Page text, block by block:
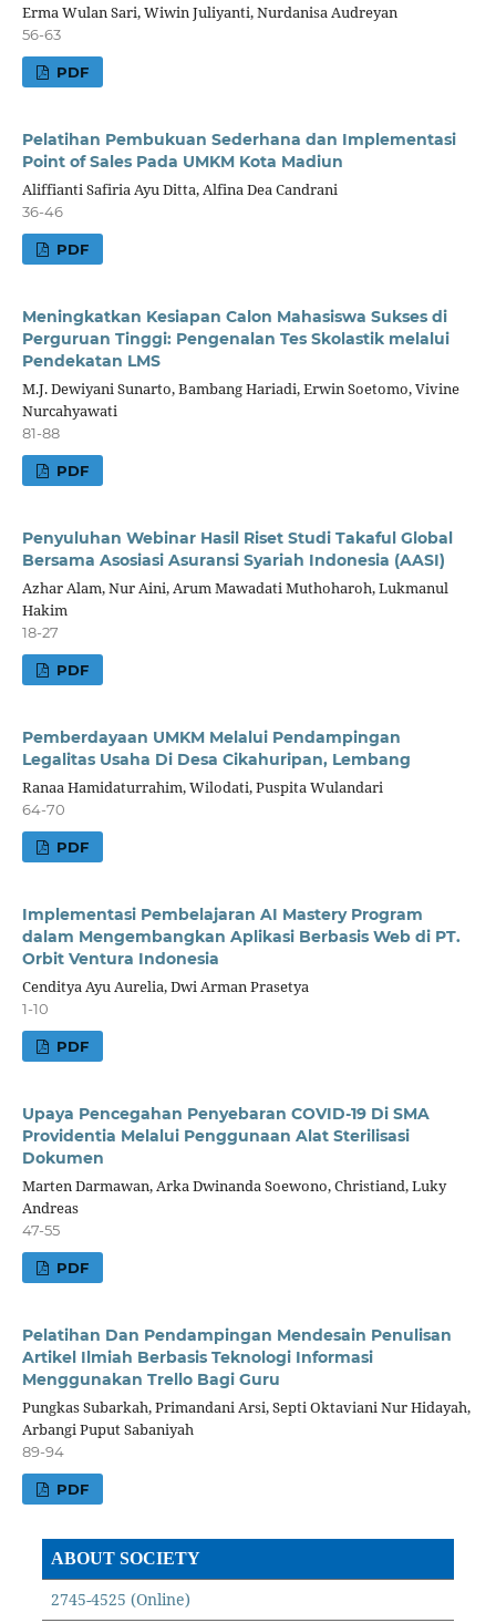
Erma Wulan Sari, Wiwin Juliyanti, Nurdanisa Audreyan
56-63
PDF
Pelatihan Pembukuan Sederhana dan Implementasi
Point of Sales Pada UMKM Kota Madiun
Aliffianti Safiria Ayu Ditta, Alfina Dea Candrani
36-46
PDF
Meningkatkan Kesiapan Calon Mahasiswa Sukses di
Perguruan Tinggi: Pengenalan Tes Skolastik melalui
Pendekatan LMS
M.J. Dewiyani Sunarto, Bambang Hariadi, Erwin Soetomo, Vivine
Nurcahyawati
81-88
PDF
Penyuluhan Webinar Hasil Riset Studi Takaful Global
Bersama Asosiasi Asuransi Syariah Indonesia (AASI)
Azhar Alam, Nur Aini, Arum Mawadati Muthoharoh, Lukmanul
Hakim
18-27
PDF
Pemberdayaan UMKM Melalui Pendampingan
Legalitas Usaha Di Desa Cikahuripan, Lembang
Ranaa Hamidaturrahim, Wilodati, Puspita Wulandari
64-70
PDF
Implementasi Pembelajaran AI Mastery Program
dalam Mengembangkan Aplikasi Berbasis Web di PT.
Orbit Ventura Indonesia
Cenditya Ayu Aurelia, Dwi Arman Prasetya
1-10
PDF
Upaya Pencegahan Penyebaran COVID-19 Di SMA
Providentia Melalui Penggunaan Alat Sterilisasi
Dokumen
Marten Darmawan, Arka Dwinanda Soewono, Christiand, Luky
Andreas
47-55
PDF
Pelatihan Dan Pendampingan Mendesain Penulisan
Artikel Ilmiah Berbasis Teknologi Informasi
Menggunakan Trello Bagi Guru
Pungkas Subarkah, Primandani Arsi, Septi Oktaviani Nur Hidayah,
Arbangi Puput Sabaniyah
89-94
PDF
ABOUT SOCIETY
2745-4525 (Online)